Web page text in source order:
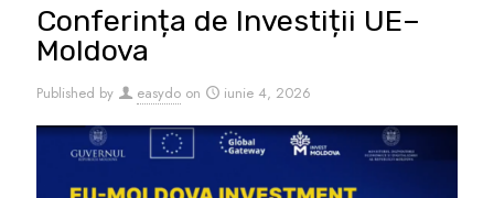
Conferința de Investiții UE–
Moldova
Published by easydo on iunie 4, 2026